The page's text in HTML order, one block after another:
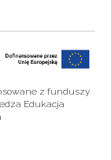
z funduszy
Edukacja